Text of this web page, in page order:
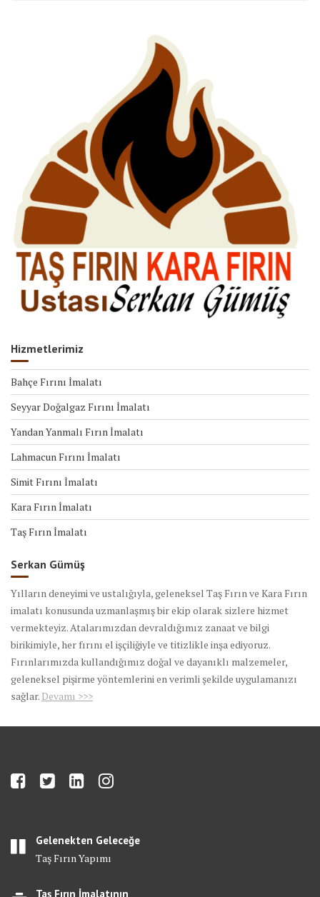
Hizmetlerimiz
Bahçe Fırını İmalatı
Seyyar Doğalgaz Fırını İmalatı
Yandan Yanmalı Fırın İmalatı
Lahmacun Fırını İmalatı
Simit Fırını İmalatı
Kara Fırın İmalatı
Taş Fırın İmalatı
Serkan Gümüş
Yılların deneyimi ve ustalığıyla, geleneksel Taş Fırın ve Kara Fırın
imalatı konusunda uzmanlaşmış bir ekip olarak sizlere hizmet
vermekteyiz. Atalarımızdan devraldığımız zanaat ve bilgi
birikimiyle, her fırını el işçiliğiyle ve titizlikle inşa ediyoruz.
Fırınlarımızda kullandığımız doğal ve dayanıklı malzemeler,
geleneksel pişirme yöntemlerini en verimli şekilde uygulamanızı
sağlar. Devamı >>>
Gelenekten Geleceğe
Taş Fırın Yapımı
Taş Fırın İmalatının